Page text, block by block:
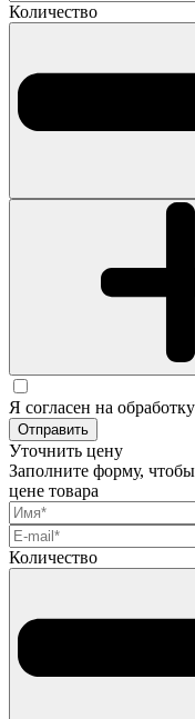
Количество
Я согласен на
Отправить
Уточнить цену
Заполните форму,
цене товара
Количество